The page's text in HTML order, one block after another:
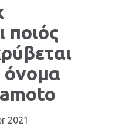
ποιός
όνομα
2021